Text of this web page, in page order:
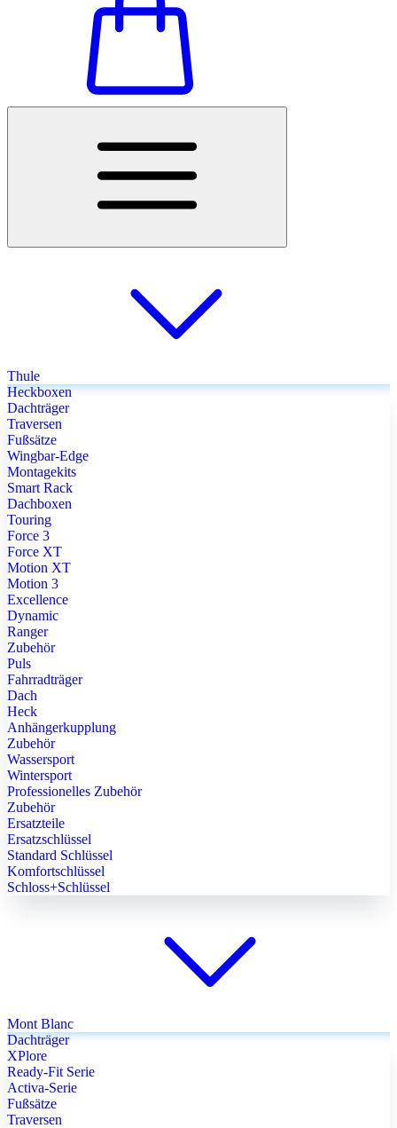
Thule
Heckboxen
Dachträger
Traversen
Fußsätze
Wingbar-Edge
Montagekits
Smart Rack
Dachboxen
Touring
Force 3
Force XT
Motion XT
Motion 3
Excellence
Dynamic
Ranger
Zubehör
Puls
Fahrradträger
Dach
Heck
Anhängerkupplung
Zubehör
Wassersport
Wintersport
Professionelles Zubehör
Zubehör
Ersatzteile
Ersatzschlüssel
Standard Schlüssel
Komfortschlüssel
Schloss+Schlüssel
Mont Blanc
Dachträger
XPlore
Ready-Fit Serie
Activa-Serie
Fußsätze
Traversen